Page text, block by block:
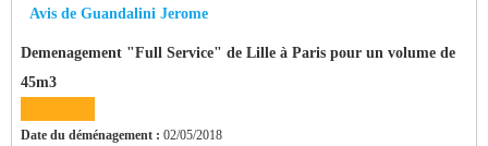
Avis de Guandalini Jerome
Demenagement "Full Service" de Lille à Paris pour un volume de
45m3
Date du déménagement : 02/05/2018